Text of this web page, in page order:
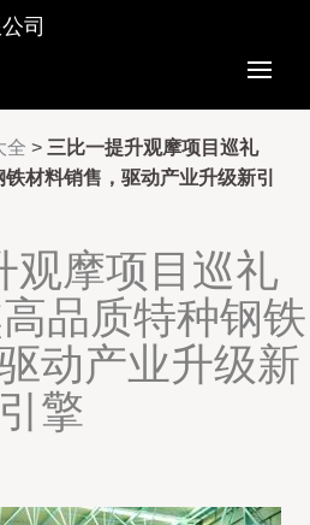
司
全 > 三比一提升观摩项目巡礼
铁材料销售，驱动产业升级新引
观摩项目巡礼
高品质特种钢铁
动产业升级新
引擎